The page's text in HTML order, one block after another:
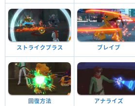
ストライクプラス ブレイブ
回復方法 アナライズ